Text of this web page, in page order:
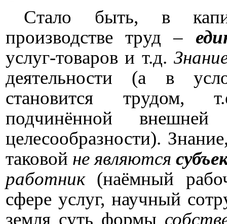
Стало быть, в
производстве труд –
услуг-товаров и т.д.
деятельности (а в
становится трудом,
подчинённой
целесообразности).
таковой не являются
работник (наёмный
сфере услуг, научный
земля суть формы